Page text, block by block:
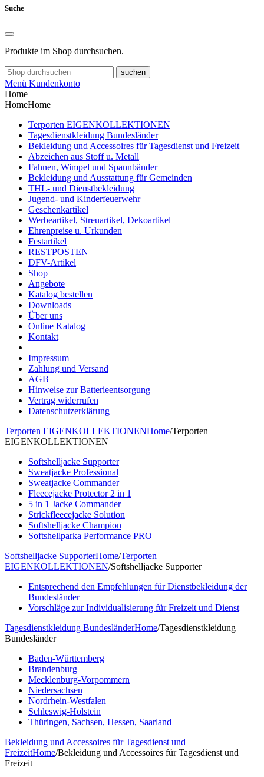
Suche
Produkte im Shop durchsuchen.
suchen
Menü Kundenkonto
Home
HomeHome
Terporten EIGENKOLLEKTIONEN
Tagesdienstkleidung Bundesländer
Bekleidung und Accessoires für Tagesdienst und Freizeit
Abzeichen aus Stoff u. Metall
Fahnen, Wimpel und Spannbänder
Bekleidung und Ausstattung für Gemeinden
THL- und Dienstbekleidung
Jugend- und Kinderfeuerwehr
Geschenkartikel
Werbeartikel, Streuartikel, Dekoartikel
Ehrenpreise u. Urkunden
Festartikel
RESTPOSTEN
DFV-Artikel
Shop
Angebote
Katalog bestellen
Downloads
Über uns
Online Katalog
Kontakt
Impressum
Zahlung und Versand
AGB
Hinweise zur Batterieentsorgung
Vertrag widerrufen
Datenschutzerklärung
Terporten EIGENKOLLEKTIONENHome/Terporten
EIGENKOLLEKTIONEN
Softshelljacke Supporter
Sweatjacke Professional
Sweatjacke Commander
Fleecejacke Protector 2 in 1
5 in 1 Jacke Commander
Strickfleecejacke Solution
Softshelljacke Champion
Softshellparka Performance PRO
Softshelljacke SupporterHome/Terporten
EIGENKOLLEKTIONEN/Softshelljacke Supporter
Entsprechend den Empfehlungen für Dienstbekleidung der
Bundesländer
Vorschläge zur Individualisierung für Freizeit und Dienst
Tagesdienstkleidung BundesländerHome/Tagesdienstkleidung
Bundesländer
Baden-Württemberg
Brandenburg
Mecklenburg-Vorpommern
Niedersachsen
Nordrhein-Westfalen
Schleswig-Holstein
Thüringen, Sachsen, Hessen, Saarland
Bekleidung und Accessoires für Tagesdienst und
FreizeitHome/Bekleidung und Accessoires für Tagesdienst und
Freizeit